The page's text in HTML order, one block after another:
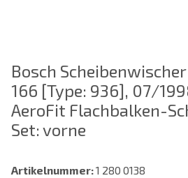
Bosch
166 [Type: 936], 07/
AeroFit Flachbalken-
Set: vorne
Artikelnummer:1 280 0138